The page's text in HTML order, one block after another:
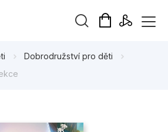
Dobrodružství pro děti